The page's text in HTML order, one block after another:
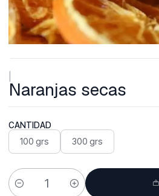
Naranjas secas
CANTIDAD
100 grs 300 grs
Quantity